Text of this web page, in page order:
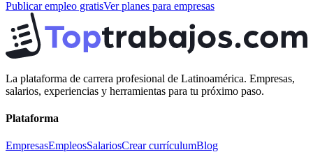
Publicar empleo gratisVer planes para empresas
La plataforma de carrera profesional de Latinoamérica. Empresas,
salarios, experiencias y herramientas para tu próximo paso.
Plataforma
EmpresasEmpleosSalariosCrear currículumBlog